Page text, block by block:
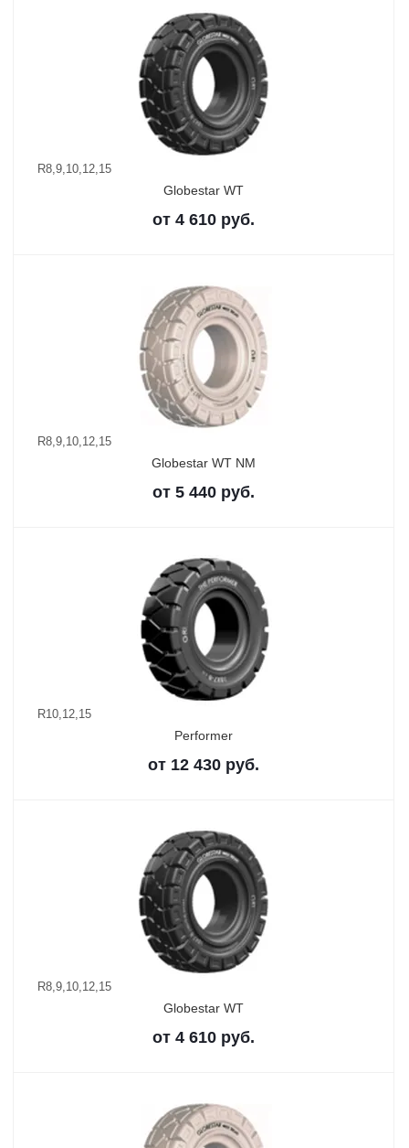
R8,9,10,12,15
Globestar WT
от 4 610 руб.
R8,9,10,12,15
Globestar WT NM
от 5 440 руб.
R10,12,15
Performer
от 12 430 руб.
R8,9,10,12,15
Globestar WT
от 4 610 руб.